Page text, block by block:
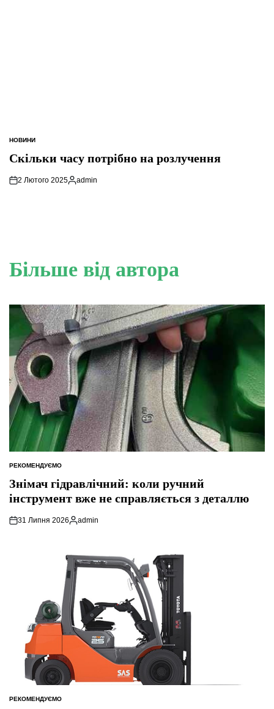
ОПУБЛІКУВАТИ
НОВИНИ
Скільки часу потрібно на розлучення
2 Лютого 2025
Опубліковано
admin
Більше від автора
ОПУБЛІКУВАТИ
РЕКОМЕНДУЄМО
Знімач гідравлічний: коли ручний
інструмент вже не справляється з деталлю
31 Липня 2026
Опубліковано
admin
ОПУБЛІКУВАТИ
РЕКОМЕНДУЄМО